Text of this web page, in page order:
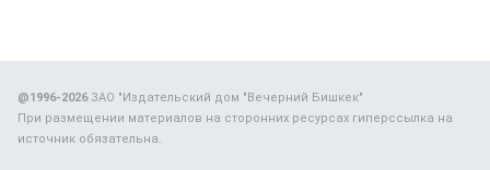
@1996-2026ЗАО "Издательский дом "Вечерний Бишкек"
При размещении материалов на сторонних ресурсах гиперссылка на
источник обязательна.